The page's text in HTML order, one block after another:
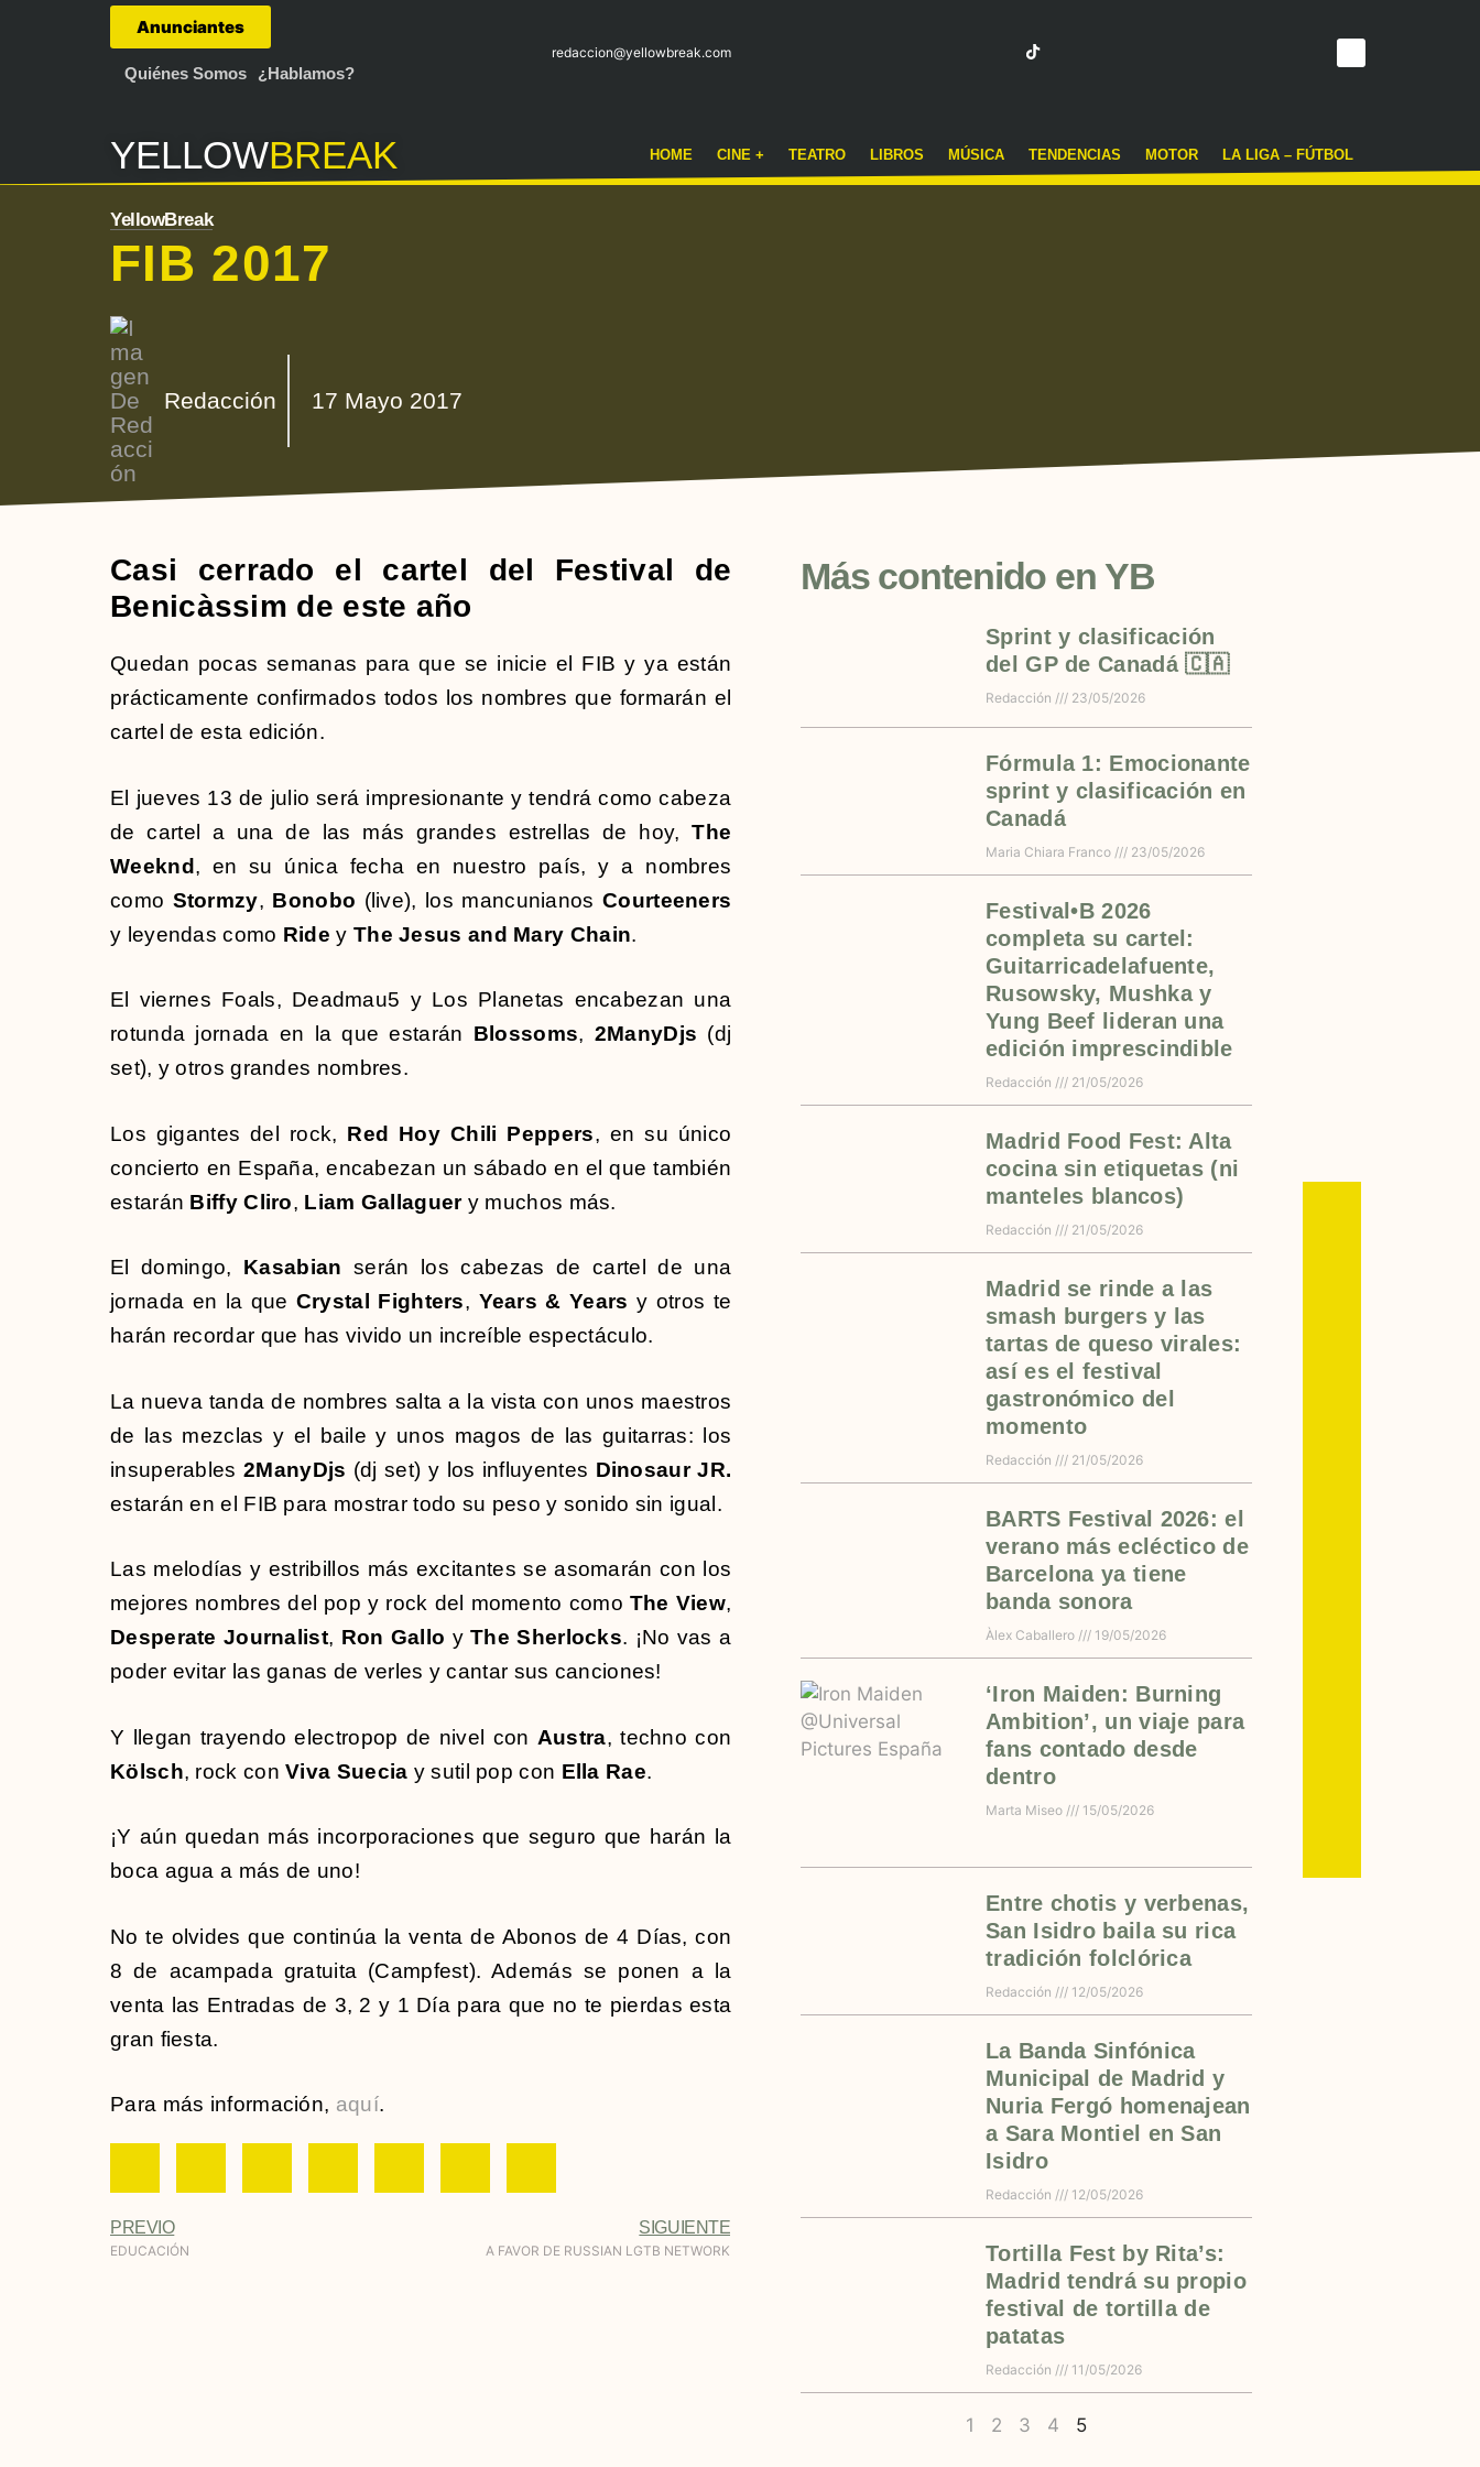
Anunciantes
Quiénes Somos ¿Hablamos?
redaccion@yellowbreak.com
YELLOWBREAK HOME CINE + TEATRO LIBROS MÚSICA TENDENCIAS MOTOR LA LIGA – FÚTBOL
YellowBreak
FIB 2017
Redacción 17 Mayo 2017
Casi cerrado el cartel del Festival de
Benicàssim de este año
Quedan pocas semanas para que se inicie el FIB y ya están
prácticamente confirmados todos los nombres que formarán el
cartel de esta edición.
El jueves 13 de julio será impresionante y tendrá como cabeza
de cartel a una de las más grandes estrellas de hoy,The
Weeknd, en su única fecha en nuestro país, y a nombres
como Stormzy, Bonobo (live), los mancunianos Courteeners
y leyendas como Ride y The Jesus and Mary Chain.
El viernes Foals, Deadmau5 y Los Planetas encabezan una
rotunda jornada en la que estarán Blossoms, 2ManyDjs (dj
set), y otros grandes nombres.
Los gigantes del rock, Red Hoy Chili Peppers, en su único
concierto en España, encabezan un sábado en el que también
estarán Biffy Cliro, Liam Gallaguery muchos más.
El domingo, Kasabian serán los cabezas de cartel de una
jornada en la que Crystal Fighters, Years & Years y otros te
harán recordar que has vivido un increíble espectáculo.
La nueva tanda de nombres salta a la vista con unos maestros
de las mezclas y el baile y unos magos de las guitarras: los
insuperables2ManyDjs (dj set) y los influyentes Dinosaur JR.
estarán en el FIB para mostrar todo su peso y sonido sin igual.
Las melodías y estribillos más excitantes se asomarán con los
mejores nombres del pop y rock del momento como The View,
Desperate Journalist, Ron Gallo yThe Sherlocks. ¡No vas a
poder evitar las ganas de verles y cantar sus canciones!
Y llegan trayendo electropop de nivel con Austra, techno con
Kölsch, rock conViva Suecia y sutil pop con Ella Rae.
¡Y aún quedan más incorporaciones que seguro que harán la
boca agua a más de uno!
No te olvides que continúa la venta de Abonos de 4 Días, con
8 de acampada gratuita (Campfest). Además se ponen a la
venta las Entradas de 3, 2 y 1 Día para que no te pierdas esta
gran fiesta.
Para más información, aquí.
PREVIO
EDUCACIÓN
SIGUIENTE
A FAVOR DE RUSSIAN LGTB NETWORK
Más contenido en YB
Sprint y clasificación
del GP de Canadá 🇨🇦
Redacción 23/05/2026
Fórmula 1: Emocionante
sprint y clasificación en
Canadá
Maria Chiara Franco 23/05/2026
Festival•B 2026
completa su cartel:
Guitarricadelafuente,
Rusowsky, Mushka y
Yung Beef lideran una
edición imprescindible
Redacción 21/05/2026
Madrid Food Fest: Alta
cocina sin etiquetas (ni
manteles blancos)
Redacción 21/05/2026
Madrid se rinde a las
smash burgers y las
tartas de queso virales:
así es el festival
gastronómico del
momento
Redacción 21/05/2026
BARTS Festival 2026: el
verano más ecléctico de
Barcelona ya tiene
banda sonora
Àlex Caballero 19/05/2026
‘Iron Maiden: Burning
Ambition’, un viaje para
fans contado desde
dentro
Marta Miseo 15/05/2026
Entre chotis y verbenas,
San Isidro baila su rica
tradición folclórica
Redacción 12/05/2026
La Banda Sinfónica
Municipal de Madrid y
Nuria Fergó homenajean
a Sara Montiel en San
Isidro
Redacción 12/05/2026
Tortilla Fest by Rita’s:
Madrid tendrá su propio
festival de tortilla de
patatas
Redacción 11/05/2026
1 2 3 4 5